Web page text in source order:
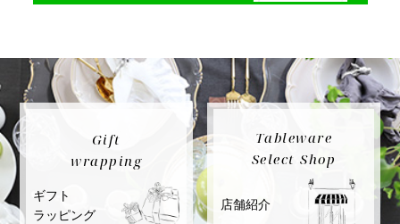
Gift
wrapping
ギフト
ラッピング
Tableware
Select Shop
店舗紹介